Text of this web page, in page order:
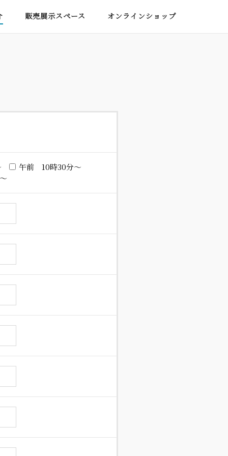
販売展示スペース オンラインショップ
午前 10時30分～